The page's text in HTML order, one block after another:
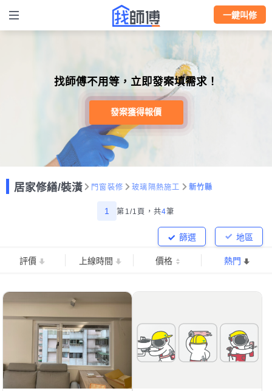
一鍵叫修
找師傅不用等，立即發案填需求！
發案獲得報價
居家修繕/裝潢 門窗裝修 玻璃隔熱施工 新竹縣
1 第1/1頁， 共4筆
地區
篩選
評價 上線時間 價格 熱門